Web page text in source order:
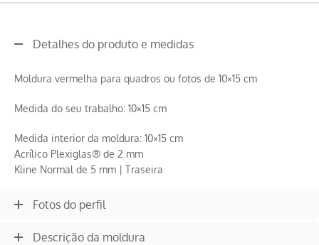
Detalhes do produto e medidas
Moldura vermelha para quadros ou fotos de 10×15 cm
Medida do seu trabalho: 10×15 cm
Medida interior da moldura: 10×15 cm
Acrílico Plexiglas® de 2 mm
Kline Normal de 5 mm | Traseira
Fotos do perfil
Descrição da moldura